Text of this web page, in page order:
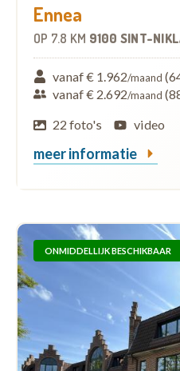
Ennea
OP 7.8 KM 9100 SINT-
vanaf € 1.962/maand
vanaf € 2.692/maand
22 foto's
video
meer informatie
ONMIDDELLIJK BESCHIKBAAR